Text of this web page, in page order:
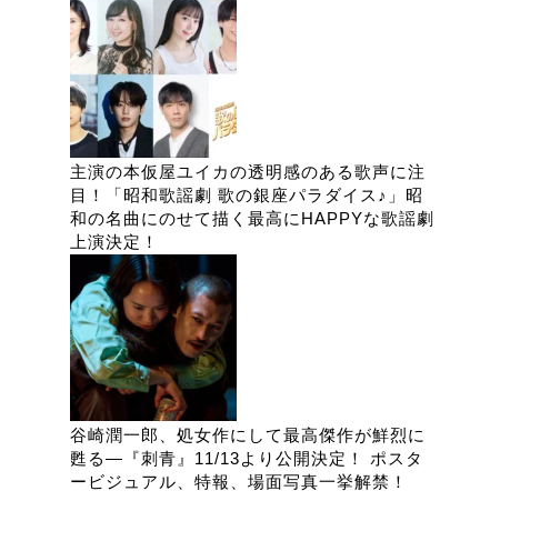
主演の本仮屋ユイカの透明感のある歌声に注
目！「昭和歌謡劇 歌の銀座パラダイス♪」昭
和の名曲にのせて描く最高にHAPPYな歌謡劇
上演決定！
谷崎潤一郎、処女作にして最高傑作が鮮烈に
甦る―『刺青』11/13より公開決定！ ポスタ
ービジュアル、特報、場面写真一挙解禁！